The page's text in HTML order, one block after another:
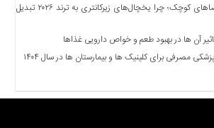
تحول در چیدمان فضاهای کوچک؛ چرا یخچال‌های زیرکانتری به ترند ۲۰۲۶ تبدیل
آن ‌ها در بهبود طعم و خواص دارویی غذاها
مصرفی برای کلینیک ها و بیمارستان ها در سال ۱۴۰۴